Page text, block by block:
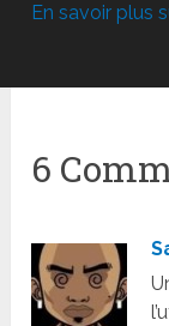
En savoir plus
6